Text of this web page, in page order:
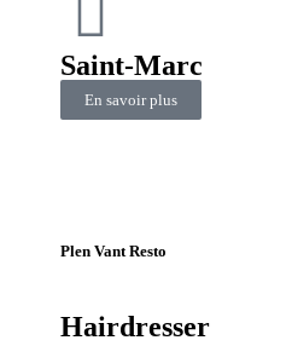
Saint-Marc
En savoir plus
Plen Vant Resto
Hairdresser